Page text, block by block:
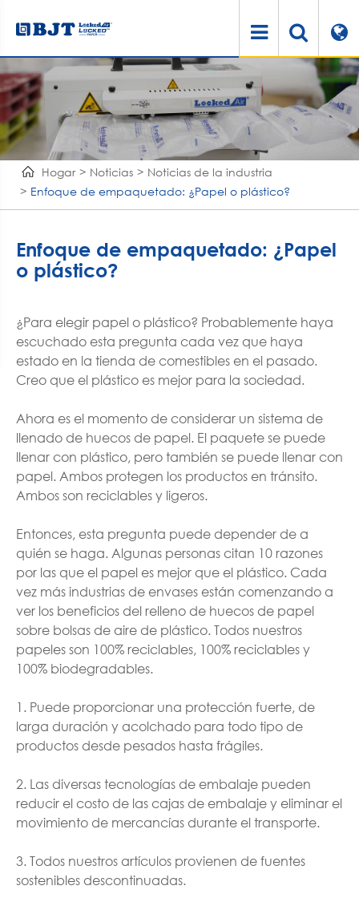
Hogar Noticias
Noticias de la industria
Enfoque de empaquetado: ¿Papel o plástico?
Enfoque de empaquetado: ¿Papel
o plástico?
¿Para elegir papel o plástico? Probablemente haya
escuchado esta pregunta cada vez que haya
estado en la tienda de comestibles en el pasado.
Creo que el plástico es mejor para la sociedad.
Ahora es el momento de considerar un sistema de
llenado de huecos de papel. El paquete se puede
llenar con plástico, pero también se puede llenar con
papel. Ambos protegen los productos en tránsito.
Ambos son reciclables y ligeros.
Entonces, esta pregunta puede depender de a
quién se haga. Algunas personas citan 10 razones
por las que el papel es mejor que el plástico. Cada
vez más industrias de envases están comenzando a
ver los beneficios del relleno de huecos de papel
sobre bolsas de aire de plástico. Todos nuestros
papeles son 100% reciclables, 100% reciclables y
100% biodegradables.
1. Puede proporcionar una protección fuerte, de
larga duración y acolchado para todo tipo de
productos desde pesados hasta frágiles.
2. Las diversas tecnologías de embalaje pueden
reducir el costo de las cajas de embalaje y eliminar el
movimiento de mercancías durante el transporte.
3. Todos nuestros artículos provienen de fuentes
sostenibles descontinuadas.